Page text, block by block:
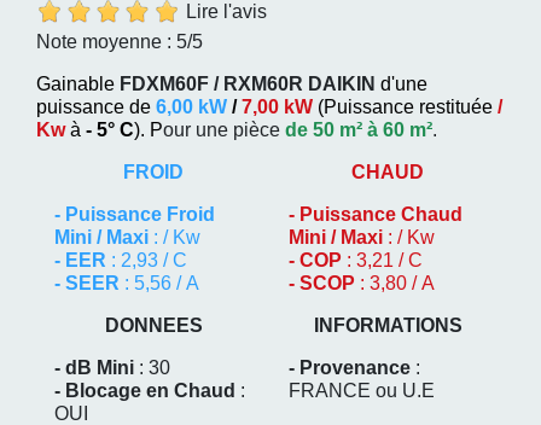
Lire l'avis
Note moyenne : 5/5
Gainable FDXM60F / RXM60R DAIKIN d'une
puissance de 6,00 kW /7,00 kW (Puissance restituée /
Kwà - 5° C). Pour une pièce de 50 m² à 60 m².
FROID
- Puissance Froid
Mini / Maxi : / Kw
- EER : 2,93 / C
- SEER : 5,56 / A
CHAUD
- Puissance Chaud
Mini / Maxi : / Kw
- COP : 3,21 / C
- SCOP : 3,80 / A
DONNEES
- dB Mini : 30
- Blocage en Chaud :
OUI
INFORMATIONS
- Provenance :
FRANCE ou U.E